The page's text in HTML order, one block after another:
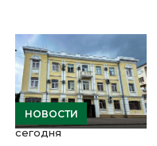
НОВОСТИ
сегодня